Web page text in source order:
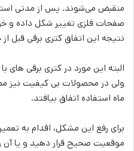
منقبض می­‌شوند. پس از مدتی
صفحات فلزی تغییر شکل داده و
نتیجه این اتفاق کتری برقی
البته این مورد در کتری برقی های
ولی در محصولات بی­ کیفیت
ماه استفاده اتفاق بیافتد.
برای رفع این مشکل، اقدام به
موقعیت صحیح قرار دهید و یا آن